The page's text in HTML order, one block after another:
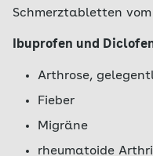
Schmerztabletten vom
Ibuprofen und
Arthrose,
Fieber
Migräne
rheumatoide